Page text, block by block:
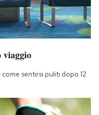
viaggio
sentirsi puliti dopo 12